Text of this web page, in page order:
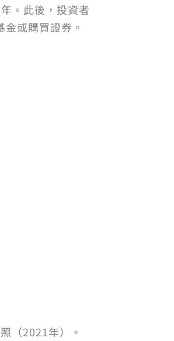
。此後，投資者
或購買證券。
（2021年）。